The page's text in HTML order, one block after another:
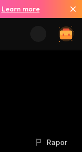
Learn more
Rapor